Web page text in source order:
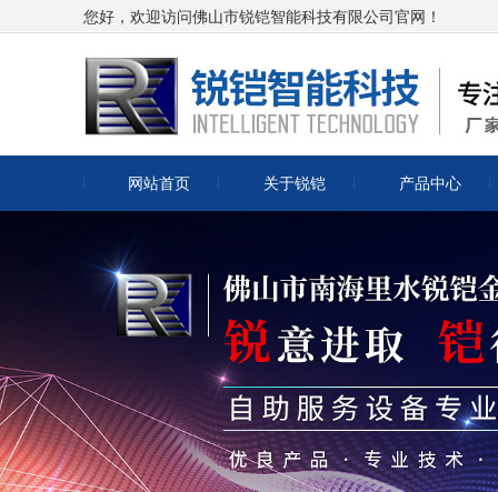
您好，欢迎访问佛山市锐铠智能科技有限公司官网！
网站首页 关于锐铠 产品中心